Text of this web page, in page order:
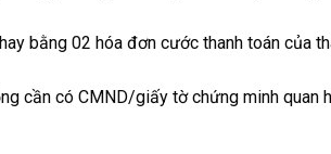
bằng 02 hóa đơn cước thanh toán của
cần có CMND/giấy tờ chứng minh quan